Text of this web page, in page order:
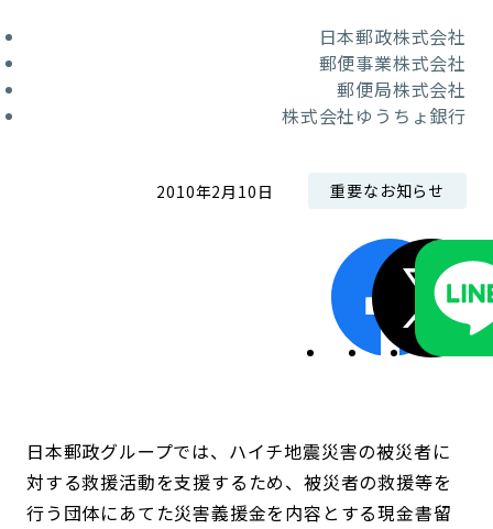
日本郵政株式会社
郵便事業株式会社
郵便局株式会社
株式会社ゆうちょ銀行
2010年2月10日 重要なお知らせ
日本郵政グループでは、ハイチ地震災害の被災者に
対する救援活動を支援するため、被災者の救援等を
行う団体にあてた災害義援金を内容とする現金書留